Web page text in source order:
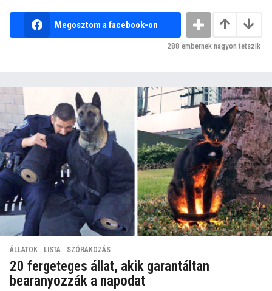
Megosztom a facebook-on
288 embernek nagyon tetszik
ÁLLATOK ,LISTA ,SZÓRAKOZÁS
20 fergeteges állat, akik garantáltan
bearanyozzák a napodat